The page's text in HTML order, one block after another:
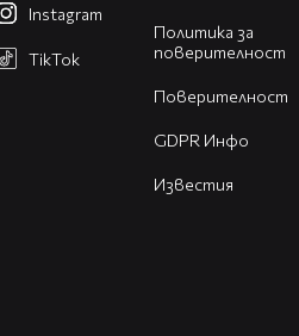
Политика за
поверителност
Поверителност
GDPR Инфо
Известия
Instagram
TikTok